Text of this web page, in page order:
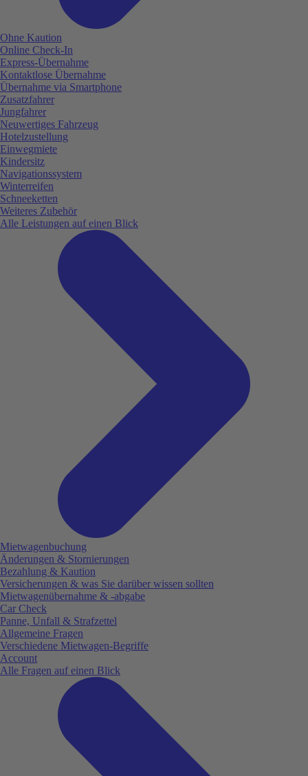
Ohne Kaution
Online Check-In
Express-Übernahme
Kontaktlose Übernahme
Übernahme via Smartphone
Zusatzfahrer
Jungfahrer
Neuwertiges Fahrzeug
Hotelzustellung
Einwegmiete
Kindersitz
Navigationssystem
Winterreifen
Schneeketten
Weiteres Zubehör
Alle Leistungen auf einen Blick
Mietwagenbuchung
Änderungen & Stornierungen
Bezahlung & Kaution
Versicherungen & was Sie darüber wissen sollten
Mietwagenübernahme & -abgabe
Car Check
Panne, Unfall & Strafzettel
Allgemeine Fragen
Verschiedene Mietwagen-Begriffe
Account
Alle Fragen auf einen Blick